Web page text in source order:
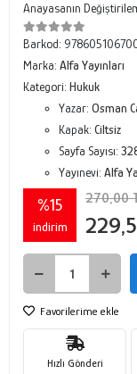
Anayasanın
Barkod:
Marka: Alfa Yayınları
Kategori: Hukuk
Yazar: Osman
Kapak: Ciltsiz
Sayfa Sayısı:
Yayınevi: Alfa
%15
indirim
270,00
Favorilerime ekle
Hızlı Gönderi